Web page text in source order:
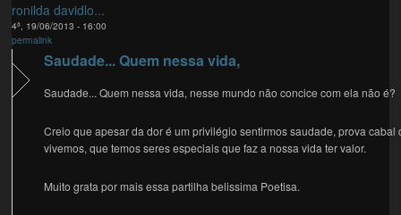
ronilda davidlo...
4ª, 19/06/2013 - 16:00
permalink
Saudade... Quem nessa vida,
Saudade... Quem nessa vida, nesse mundo não concice com ela não é?
Creio que apesar da dor é um privilégio sentirmos saudade, prova cabal
vivemos, que temos seres especiais que faz a nossa vida ter valor.
Muito grata por mais essa partilha belissima Poetisa.